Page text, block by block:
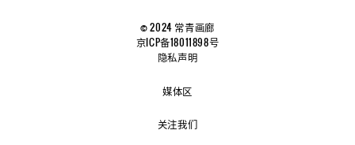
© 2024 常青画廊
京ICP备18011898号
隐私声明
媒体区
关注我们